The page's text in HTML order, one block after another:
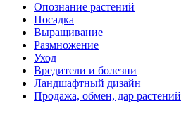
Опознание растений
Посадка
Выращивание
Размножение
Уход
Вредители и болезни
Ландшафтный дизайн
Продажа, обмен, дар растений